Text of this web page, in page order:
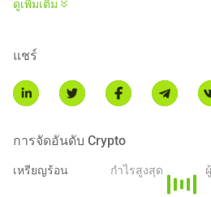
medicine industry, with an interface
mobile and web app.
What makes XRP Healthcare unique?
• The first Pharma and Healthcare
• Decentralized marketplace for the
• Interactive engagement between
ดูเพิ่มเติม
แชร์
การจัดอันดับ Crypto
เหรียญร้อน กำไรสูงสุด